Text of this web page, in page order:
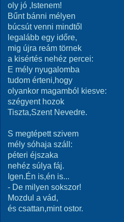
oly jó ,Istenem!
Bűnt bánni mélyen
búcsút venni mindtől
legalább egy időre,
mig újra reám törnek
a kisértés nehéz percei:
E mély nyugalomba
tudom érteni,hogy
olyankor magamból kiesve:
szégyent hozok
Tiszta,Szent Nevedre.
S megtépett szivem
mély sóhaja száll:
péteri éjszaka
nehéz súlya fáj.
Igen.Én is,én is...
- De milyen sokszor!
Mozdul a vád,
és csattan,mint ostor.